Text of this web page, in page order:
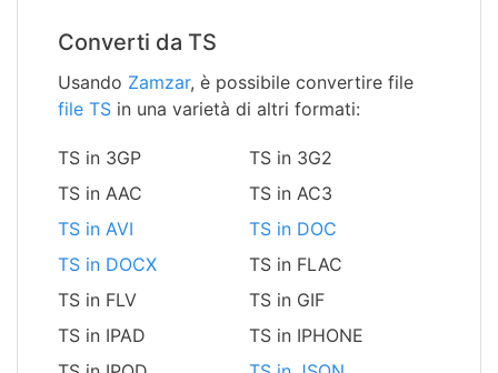
Converti da TS
Usando Zamzar, è possibile convertire file
file TS in una varietà di altri formati:
TS in 3GP
TS in 3G2
TS in AAC
TS in AC3
TS in AVI
TS in DOC
TS in DOCX
TS in FLAC
TS in FLV
TS in GIF
TS in IPAD
TS in IPHONE